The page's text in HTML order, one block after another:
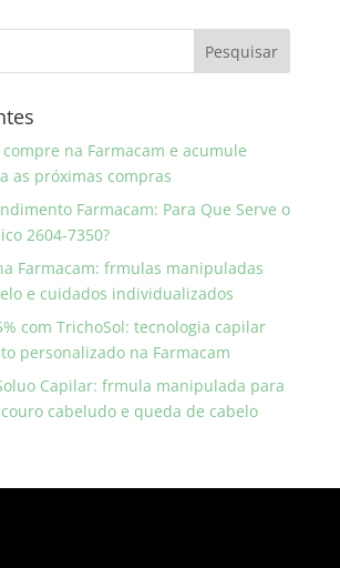
compre na Farmacam e acumule
as próximas compras
Farmacam: Para Que Serve o
2604-7350?
Farmacam: frmulas manipuladas
e cuidados individualizados
com TrichoSol: tecnologia capilar
personalizado na Farmacam
Capilar: frmula manipulada para
cabeludo e queda de cabelo